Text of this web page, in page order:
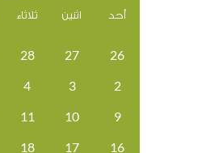
أحد اثنين ثلاثاء
26
27
28
2
3
4
9
10
11
16
17
18